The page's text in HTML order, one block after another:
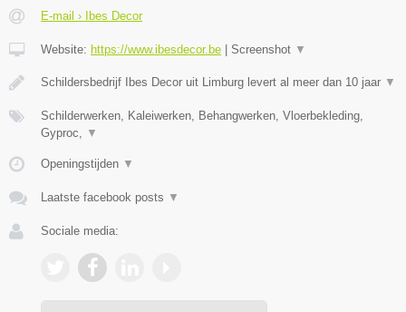
E-mail › Ibes Decor
Website: https://www.ibesdecor.be Screenshot ▼
Schildersbedrijf Ibes Decor uit Limburg levert al meer dan 10 jaar ▼
Schilderwerken, Kaleiwerken, Behangwerken, Vloerbekleding,
Gyproc, ▼
Openingstijden ▼
Laatste facebook posts ▼
Sociale media: